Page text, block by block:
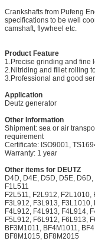
Crankshafts from Pufeng
specifications to be well
camshaft, flywheel etc.
Product Feature
1.Precise grinding and fine
2.Nitriding and fillet rolling
3.Professional and good
Application
Deutz generator
Other Information
Shipment: sea or air
requirement
Certificate: ISO9001,
Warranty: 1 year
Other
D4D, D4E, D5D, D5E,
F1L511
F2L511, F2L912, F2L1010,
F3L912, F3L913, F3L1010,
F4L912, F4L913, F4L914,
F5L912, F6L912, F6L913,
BF3M1011, BF4M1011,
BF8M1015, BF8M2015